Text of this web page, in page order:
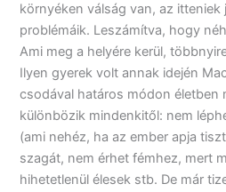
környéken válság van, az itteniek
problémáik. Leszámítva, hogy
Ami meg a helyére kerül,
Ilyen gyerek volt annak idején
csodával határos módon életben
különbözik mindenkitől: nem
(ami nehéz, ha az ember apja
szagát, nem érhet fémhez, mert
hihetetlenül élesek stb. De már